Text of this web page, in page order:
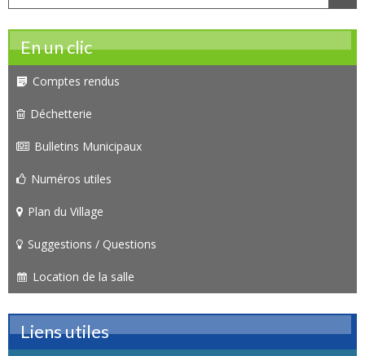
En un clic
Comptes rendus
Déchetterie
Bulletins Municipaux
Numéros utiles
Plan du Village
Suggestions / Questions
Location de la salle
Liens utiles